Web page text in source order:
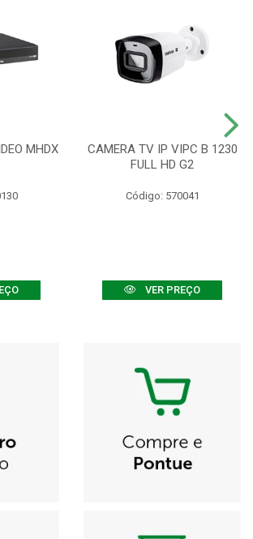
MHDX
CAMERA TV IP VIPC B 1230
FULL HD G2
Código: 570041
VER PREÇO